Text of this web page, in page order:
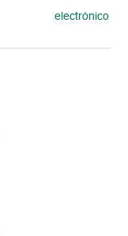
electrónico